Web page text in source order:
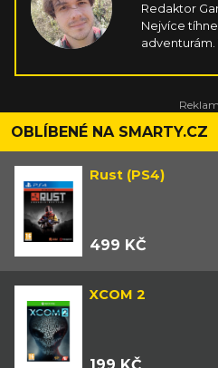
Redaktor
Nejvíce
napsaný
Nejraději ale
průzkum
OBLÍBENÉ NA SMARTY.CZ
Rust (PS4)
499 KČ
XCOM 2